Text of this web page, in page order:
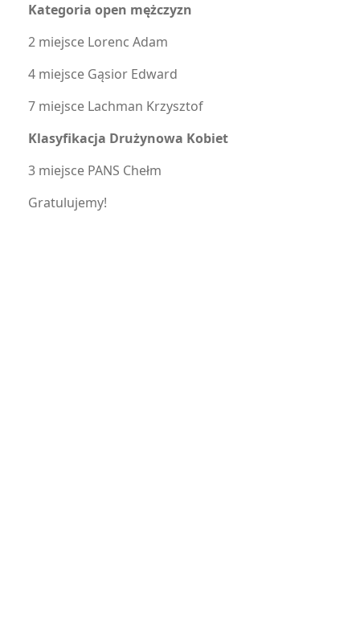
Kategoria open mężczyzn
2 miejsce Lorenc Adam
4 miejsce Gąsior Edward
7 miejsce Lachman Krzysztof
Klasyfikacja Drużynowa Kobiet
3 miejsce PANS Chełm
Gratulujemy!